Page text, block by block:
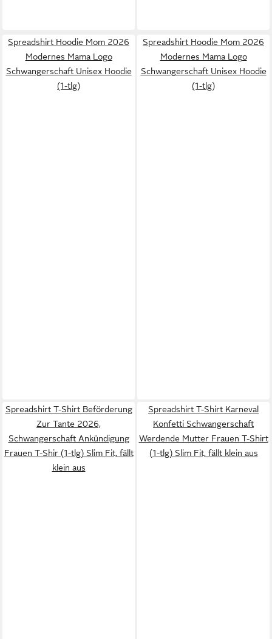
Spreadshirt Hoodie Mom 2026
Modernes Mama Logo
Schwangerschaft Unisex Hoodie
(1-tlg)
Spreadshirt Hoodie Mom 2026
Modernes Mama Logo
Schwangerschaft Unisex Hoodie
(1-tlg)
Spreadshirt T-Shirt Beförderung
Zur Tante 2026,
Schwangerschaft Ankündigung
Frauen T-Shir (1-tlg) Slim Fit, fällt
klein aus
Spreadshirt T-Shirt Karneval
Konfetti Schwangerschaft
Werdende Mutter Frauen T-Shirt
(1-tlg) Slim Fit, fällt klein aus